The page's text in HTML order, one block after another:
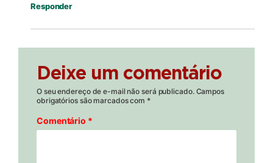
Responder
Deixe um comentário
O seu endereço de e-mail não será publicado. Campos
obrigatórios são marcados com *
Comentário *